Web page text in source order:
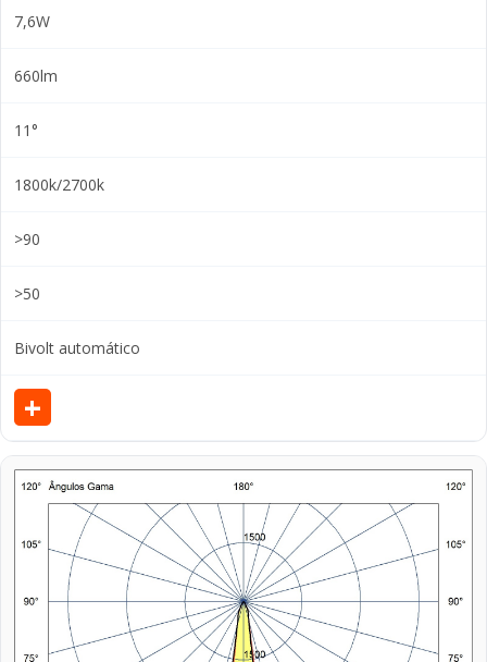
7,6W
660lm
11°
1800k/2700k
>90
>50
Bivolt automático
+V
e
r
d
e
a